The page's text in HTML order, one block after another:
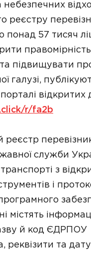
реєстру
понад 57 тисяч
правомірність
підвищувати
галузі,
відкритих
r/fa2b
реєстр
служби
з
і
містять
й код ЄДРПОУ
реквізити та